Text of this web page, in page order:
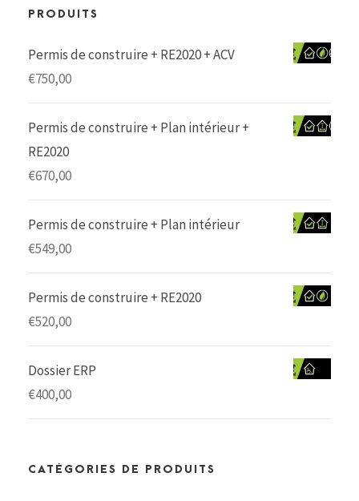
PRODUITS
Permis de construire + RE2020 + ACV
€750,00
Permis de construire + Plan intérieur +
RE2020
€670,00
Permis de construire + Plan intérieur
€549,00
Permis de construire + RE2020
€520,00
Dossier ERP
€400,00
CATÉGORIES DE PRODUITS